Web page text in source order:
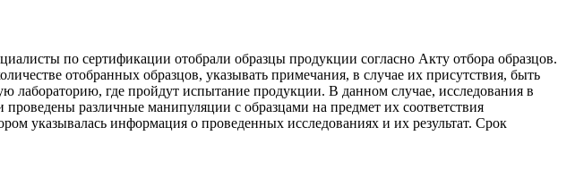
по сертификации отобрали образцы продукции согласно Акту отбора образцов.
отобранных образцов, указывать примечания, в случае их присутствия, быть
где пройдут испытание продукции. В данном случае, исследования в
различные манипуляции с образцами на предмет их соответствия
указывалась информация о проведенных исследованиях и их результат. Срок